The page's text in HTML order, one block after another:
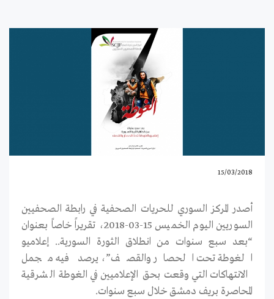
15/03/2018
أصدر المركز السوري للحريات الصحفية في رابطة الصحفيين
السوريين اليوم الخميس 15-03-2018، تقريراً خاصاً بعنوان
“بعد سبع سنوات من انطلاق الثورة السورية.. إعلاميو
الغوطة تحت الحصار والقصف”، يرصد فيه مجمل
الانتهاكات التي وقعت بحق الإعلاميين في الغوطة الشرقية
المحاصرة بريف دمشق خلال سبع سنوات.